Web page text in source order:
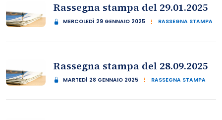
Rassegna stampa del 29.01.2025
MERCOLEDÌ 29 GENNAIO 2025 RASSEGNA STAMPA
Rassegna stampa del 28.09.2025
MARTEDÌ 28 GENNAIO 2025 RASSEGNA STAMPA